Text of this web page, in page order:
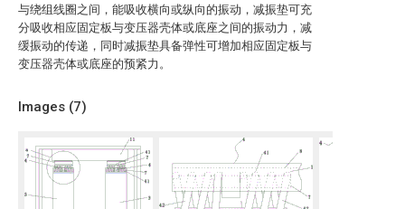
与绕组线圈之间，能吸收横向或纵向的振动，减振垫可充
分吸收相应固定板与变压器壳体或底座之间的振动力，减
缓振动的传递，同时减振垫具备弹性可增加相应固定板与
变压器壳体或底座的预紧力。
Images (7)